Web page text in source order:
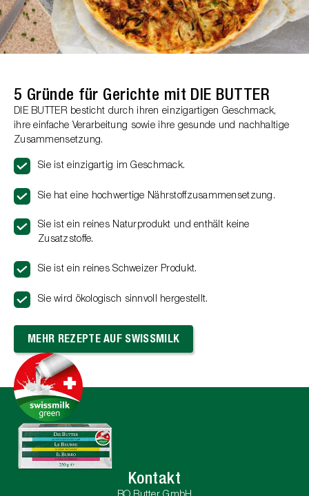
5 Gründe für Gerichte mit DIE BUTTER
DIE BUTTER besticht durch ihren einzigartigen Geschmack,
ihre einfache Verarbeitung sowie ihre gesunde und nachhaltige
Zusammensetzung.
Sie ist einzigartig im Geschmack.
Sie hat eine hochwertige Nährstoffzusammensetzung.
Sie ist ein reines Naturprodukt und enthält keine
Zusatzstoffe.
Sie ist ein reines Schweizer Produkt.
Sie wird ökologisch sinnvoll hergestellt.
MEHR REZEPTE AUF SWISSMILK
Kontakt